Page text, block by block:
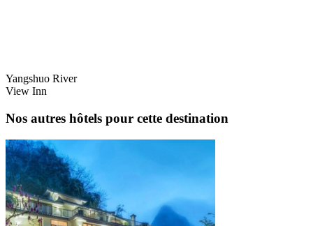
Yangshuo River
View Inn
Nos autres hôtels pour cette destination